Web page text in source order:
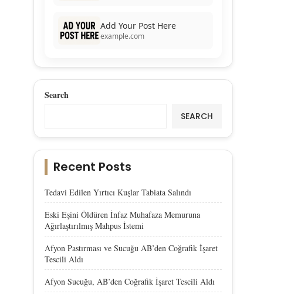
Add Your Post Here
example.com
Search
SEARCH
Recent Posts
Tedavi Edilen Yırtıcı Kuşlar Tabiata Salındı
Eski Eşini Öldüren İnfaz Muhafaza Memuruna
Ağırlaştırılmış Mahpus İstemi
Afyon Pastırması ve Sucuğu AB’den Coğrafik İşaret
Tescili Aldı
Afyon Sucuğu, AB’den Coğrafik İşaret Tescili Aldı